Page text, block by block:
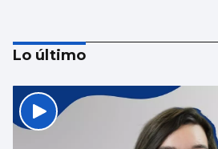
Lo último